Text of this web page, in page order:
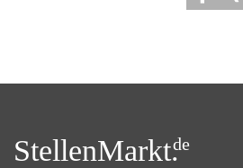
StellenMarkt.de